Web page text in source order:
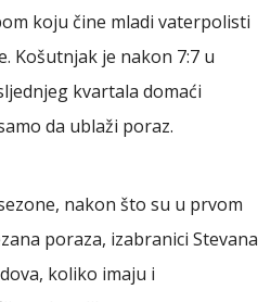
koju čine mladi vaterpolisti
Košutnjak je nakon 7:7 u
kvartala domaći
da ublaži poraz.
nakon što su u prvom
poraza, izabranici Stevana
koliko imaju i